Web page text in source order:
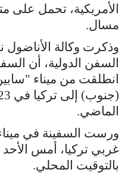
الأمريكية، تحمل على
مسال.
وذكرت وكالة الأناضول
انطلقت من ميناء
الماضي.
ورست السفينة في
بالتوقيت المحلي.